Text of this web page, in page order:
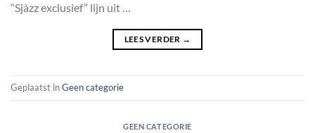
“Sjàzz exclusief” lijn uit …
LEES VERDER →
Geplaatst inGeen categorie
GEEN CATEGORIE